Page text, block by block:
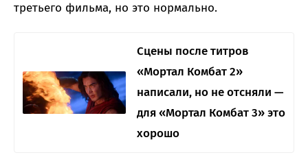
третьего фильма, но это нормально.
Сцены после титров
«Мортал Комбат 2»
написали, но не отсняли —
для «Мортал Комбат 3» это
хорошо